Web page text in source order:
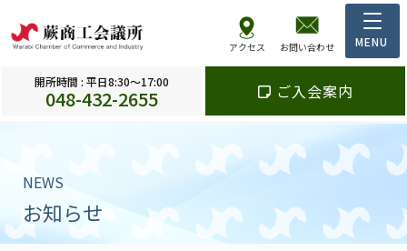
アクセス お問い合わせ
開所時間 : 平日8:30～17:00
048-432-2655 ご入会案内
NEWS
お知らせ